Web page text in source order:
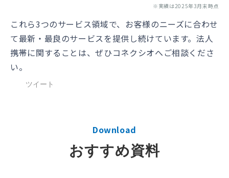
※実績は2025年3月末時点
これら3つのサービス領域で、お客様のニーズに合わせ
て最新・最良のサービスを提供し続けています。法人
携帯に関することは、ぜひコネクシオへご相談くださ
い。
ツイート
Download
おすすめ資料